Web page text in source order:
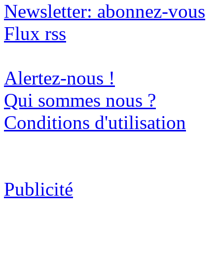
Newsletter: abonnez-vous
Flux rss
Alertez-nous !
Qui sommes nous ?
Conditions d'utilisation
Publicité